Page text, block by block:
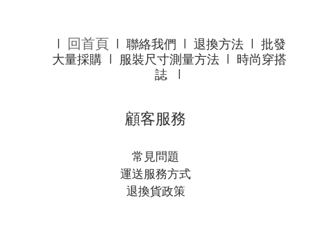
回首頁 聯絡我們 退換方法l 批發
大量採購
服裝尺寸測量方法
時尚穿搭
誌l
顧客服務
常見問題
運送服務方式
退換貨政策